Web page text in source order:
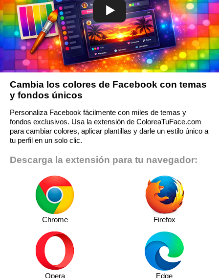
Cambia los colores de Facebook con temas
y fondos únicos
Personaliza Facebook fácilmente con miles de temas y
fondos exclusivos. Usa la extensión de ColoreaTuFace.com
para cambiar colores, aplicar plantillas y darle un estilo único a
tu perfil en un solo clic.
Descarga la extensión para tu navegador:
Chrome Firefox
Opera Edge